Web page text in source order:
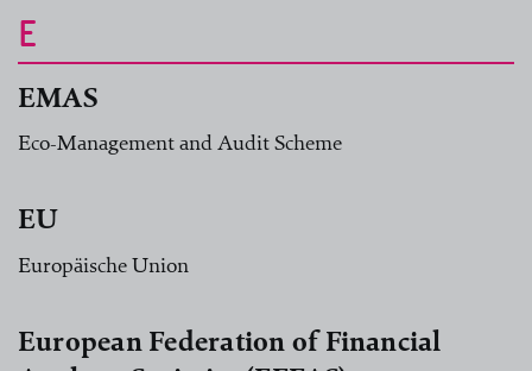
E
EMAS
Eco-Management and Audit Scheme
EU
Europäische Union
European Federation of Financial